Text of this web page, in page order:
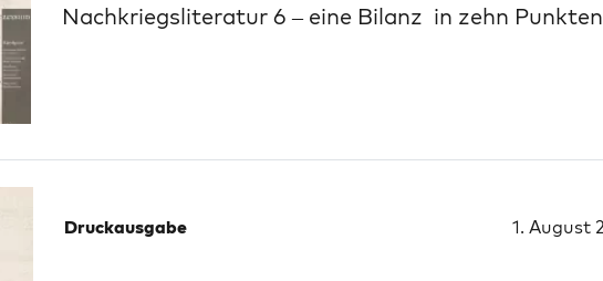
Nachkriegsliteratur 6 – eine Bilanz in zehn Punkten
Druckausgabe 1. August